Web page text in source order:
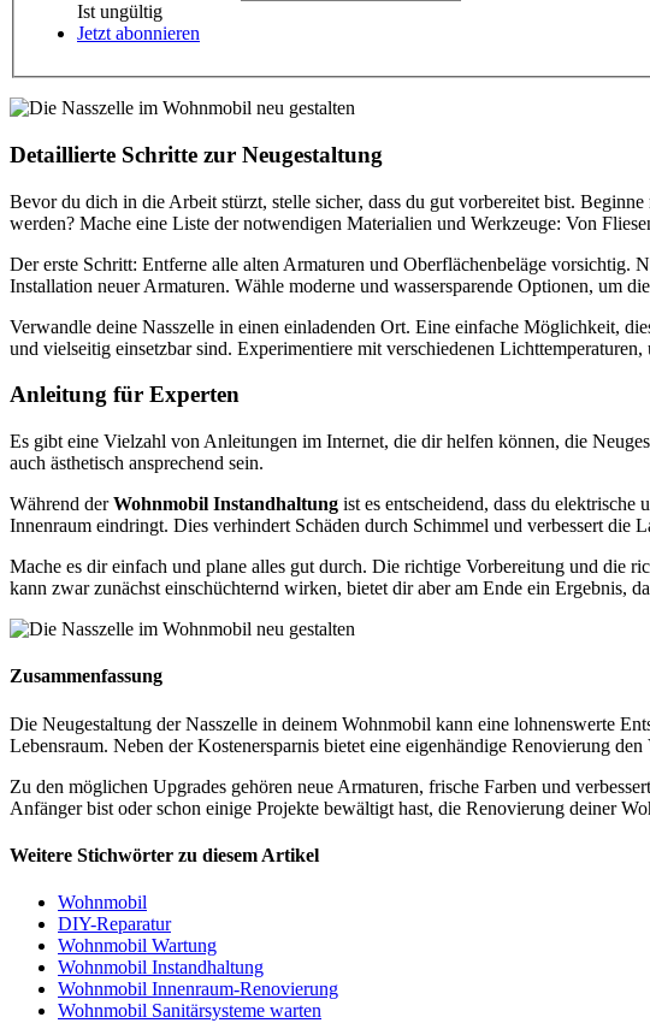
Ist ungültig
Jetzt abonnieren
Detaillierte Schritte zur Neugestaltung
Bevor du dich in die Arbeit stürzt, stelle sicher, dass du gut vorbereitet bist.
werden? Mache eine Liste der notwendigen Materialien und Werkzeuge: Von
Der erste Schritt: Entferne alle alten Armaturen und Oberflächenbeläge vorsichtig.
Installation neuer Armaturen. Wähle moderne und wassersparende Optionen, um
Verwandle deine Nasszelle in einen einladenden Ort. Eine einfache Möglichkeit,
und vielseitig einsetzbar sind. Experimentiere mit verschiedenen
Anleitung für Experten
Es gibt eine Vielzahl von Anleitungen im Internet, die dir helfen können, die
auch ästhetisch ansprechend sein.
Während derWohnmobil Instandhaltung ist es entscheidend, dass du
Innenraum eindringt. Dies verhindert Schäden durch Schimmel und verbessert die
Mache es dir einfach und plane alles gut durch. Die richtige Vorbereitung und die
kann zwar zunächst einschüchternd wirken, bietet dir aber am Ende ein Ergebnis,
Zusammenfassung
Die Neugestaltung der Nasszelle in deinem Wohnmobil kann eine lohnenswerte
Lebensraum. Neben der Kostenersparnis bietet eine eigenhändige Renovierung
Zu den möglichen Upgrades gehören neue Armaturen, frische Farben und
Anfänger bist oder schon einige Projekte bewältigt hast, die Renovierung deiner
Weitere Stichwörter zu diesem Artikel
Wohnmobil
DIY-Reparatur
Wohnmobil Wartung
Wohnmobil Instandhaltung
Wohnmobil Innenraum-Renovierung
Wohnmobil Sanitärsysteme warten